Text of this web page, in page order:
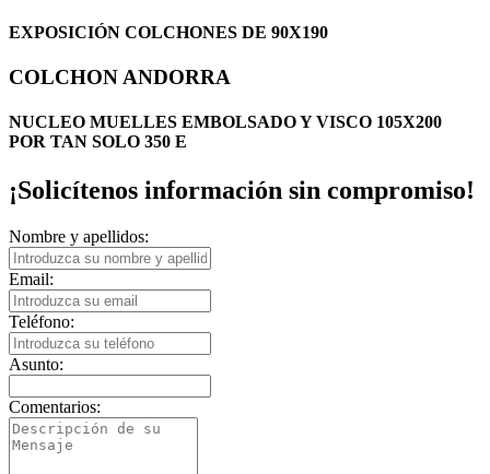
EXPOSICIÓN COLCHONES DE 90X190
COLCHON ANDORRA
NUCLEO MUELLES EMBOLSADO Y VISCO 105X200
POR TAN SOLO 350 E
¡Solicítenos información sin compromiso!
Nombre y apellidos:
Email:
Teléfono:
Asunto:
Comentarios: